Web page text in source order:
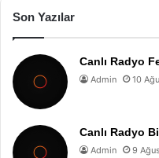
Son Yazılar
Canlı Radyo
Admin 10
Canlı Radyo
Admin 9